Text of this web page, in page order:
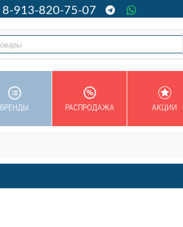
8-913-820-75-07
БРЕНДЫ РАСПРОДАЖА АКЦИИ